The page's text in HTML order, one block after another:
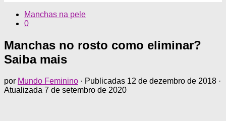
Manchas na pele
0
Manchas no rosto como eliminar?
Saiba mais
por Mundo Feminino · Publicadas 12 de dezembro de 2018 ·
Atualizada 7 de setembro de 2020